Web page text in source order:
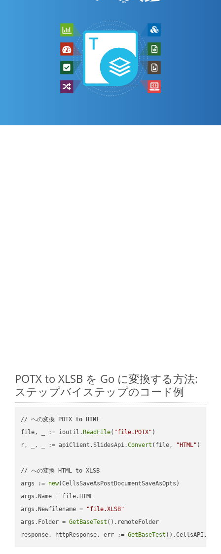
POTX to XLSB を Go に変換する方法:
ステップバイステップのコード例
// への変換 POTX to
HTML
file, _ := ioutil. ReadFile( "file.POTX" )
r, _, _ := apiClient.SlidesApi.Convert (file, "HTML" )
// への変換 HTML to XLSB
args := new(CellsSaveAsPostDocumentSaveAsOpts)
args.Name = file.HTML
args.Newfilename =
"file.XLSB"
args.Folder = GetBaseTest ().remoteFolder
response, httpResponse, err := GetBaseTest ().CellsAPI.